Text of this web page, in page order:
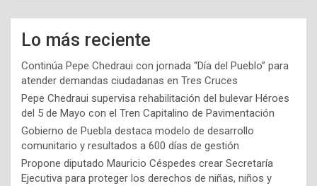
Lo más reciente
Continúa Pepe Chedraui con jornada “Día del Pueblo” para
atender demandas ciudadanas en Tres Cruces
Pepe Chedraui supervisa rehabilitación del bulevar Héroes
del 5 de Mayo con el Tren Capitalino de Pavimentación
Gobierno de Puebla destaca modelo de desarrollo
comunitario y resultados a 600 días de gestión
Propone diputado Mauricio Céspedes crear Secretaría
Ejecutiva para proteger los derechos de niñas, niños y